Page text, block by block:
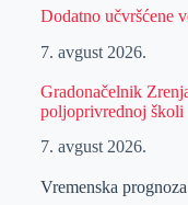
Dodatno učvršćene
7. avgust 2026.
Gradonačelnik
poljoprivrednoj školi
7. avgust 2026.
Vremenska prognoza